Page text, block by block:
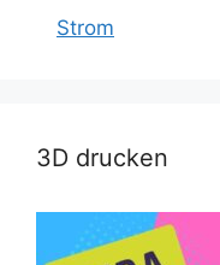
Strom
3D drucken